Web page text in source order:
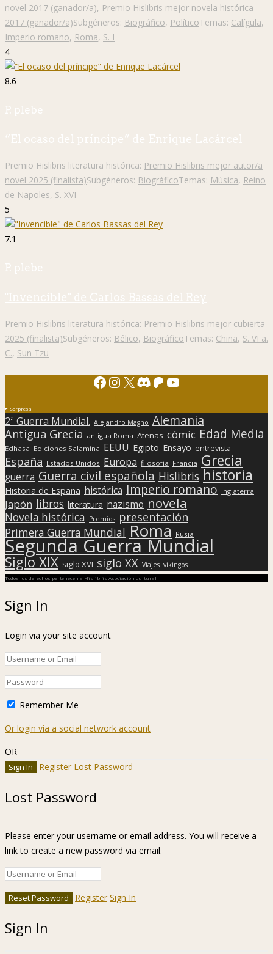
novel 2017 (ganador/a), Premio Hislibris mejor novela histórica
2017 (ganador/a)Subgéneros: Biográfico, PolíticoTemas: Calígula,
Imperio romano, Roma, S. I
4
8.6
P. plebe
“El ocaso del príncipe” de Enrique Lacárcel
Premio Hislibris literatura histórica: Premio Hislibris mejor autor/a
novel 2025 (finalista)Subgéneros: BiográficoTemas: Música, Reino
de Napoles, S. XVI
5
7.1
P. plebe
"Invencible" de Carlos Bassas del Rey
Premio Hislibris literatura histórica: Premio Hislibris mejor cubierta
2025 (finalista)Subgéneros: Bélico, BiográficoTemas: China, S. VI a.
C., Sun Tzu
Facebook
Instagram
X Discord
Patreon
YouTube
Sorpresa
2ª Guerra Mundial. Alejandro Magno Alemania
Antigua Grecia antigua Roma Atenas cómic Edad Media
Edhasa Ediciones Salamina EEUU Egipto Ensayo entrevista
España Estados Unidos Europa filosofía Francia Grecia
guerra Guerra civil española Hislibris historia
Historia de España histórica Imperio romano Inglaterra
Japón libros literatura nazismo novela
Novela histórica Premios presentación
Primera Guerra Mundial Roma Rusia
Segunda Guerra Mundial
Siglo XIX siglo XVI siglo XX Viajes vikingos
Todos los derechos pertenecen a Hislibris Asociación cultural
Sign In
Login via your site account
Remember Me
Or login via a social network account
OR
Register Lost Password
Lost Password
Please enter your username or email address. You will receive a
link to create a new password via email.
Register Sign In
Sign In